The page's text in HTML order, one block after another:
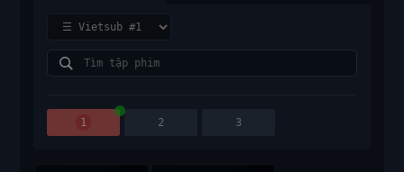
1 2 3